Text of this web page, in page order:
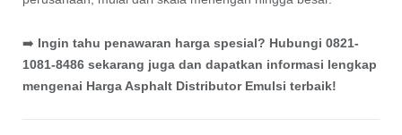
➡️ Ingin tahu penawaran harga spesial? Hubungi 0821-
1081-8486 sekarang juga dan dapatkan informasi lengkap
mengenai Harga Asphalt Distributor Emulsi terbaik!